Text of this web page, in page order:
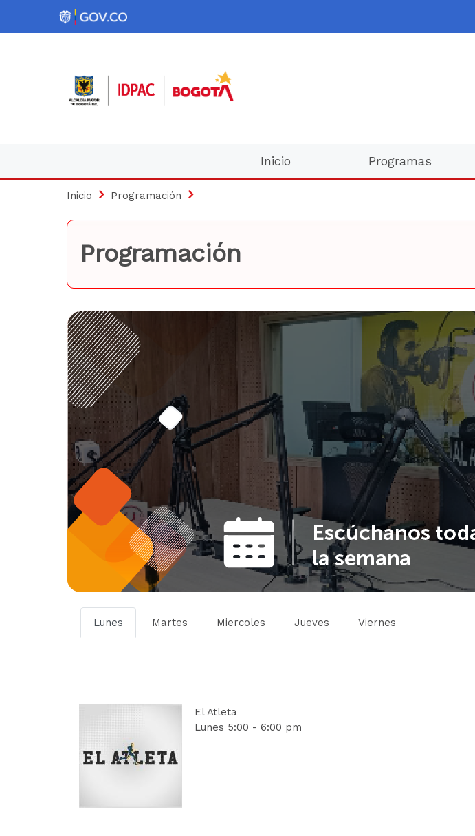
principal
Inicio Programas
Inicio Programación
Programación
Lunes Martes Miercoles Jueves Viernes
El Atleta
Lunes 5:00 - 6:00 pm